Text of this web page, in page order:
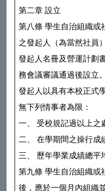
第二章 設立
第八條 學生自治組織或
之發起人（為當然社員
發起人名冊及營運計劃
務會議審議通過後設立。
發起人以具有本校正式
無下列情事者為限：
一、 受校規記過以上之
二、 在學期間之操行成
三、 歷年學業成績總平
第九條 學生自治組織或
後，應於一個月內組織